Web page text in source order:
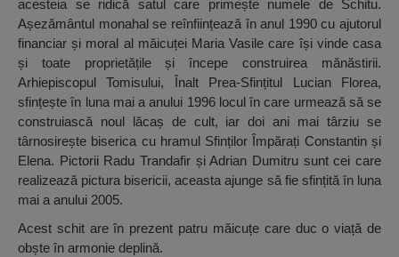
acesteia se ridică satul care primește numele de Schitu.
Așezământul monahal se reînființează în anul 1990 cu ajutorul
financiar și moral al măicuței Maria Vasile care își vinde casa
și toate proprietățile și începe construirea mănăstirii.
Arhiepiscopul Tomisului, Înalt Prea-Sfințitul Lucian Florea,
sfințește în luna mai a anului 1996 locul în care urmează să se
construiască noul lăcaș de cult, iar doi ani mai târziu se
târnosirește biserica cu hramul Sfinților Împărați Constantin și
Elena. Pictorii Radu Trandafir și Adrian Dumitru sunt cei care
realizează pictura bisericii, aceasta ajunge să fie sfințită în luna
mai a anului 2005.
Acest schit are în prezent patru măicuțe care duc o viață de
obște în armonie deplină.